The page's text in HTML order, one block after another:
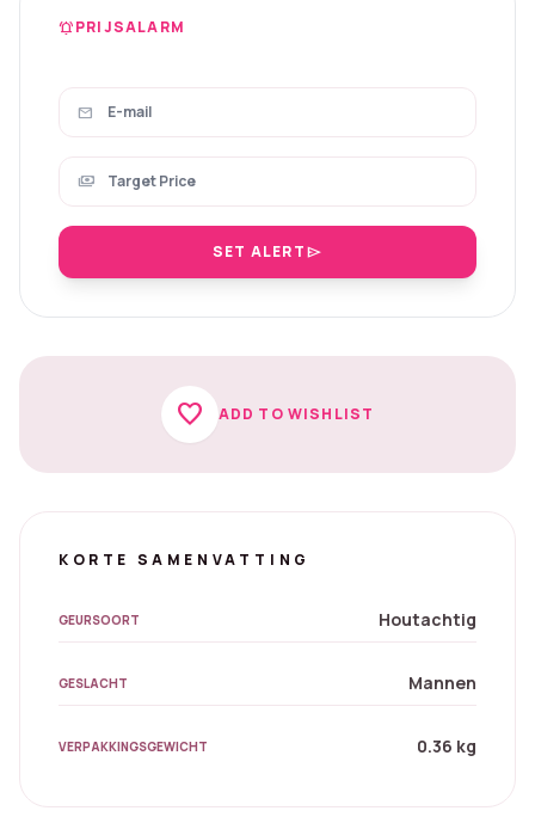
notifications_activePRIJSALARM
mail
payments
SET ALERTsend
favorite ADD TO WISHLIST
KORTE SAMENVATTING
GEURSOORT Houtachtig
GESLACHT Mannen
VERPAKKINGSGEWICHT 0.36 kg